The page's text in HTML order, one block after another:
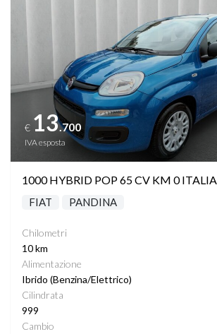
€ 13.700
IVA esposta
1000 HYBRID POP 65 CV KM 0 ITALIA
FIAT PANDINA
Chilometri
10 km
Alimentazione
Ibrido (Benzina/Elettrico)
Cilindrata
999
Cambio